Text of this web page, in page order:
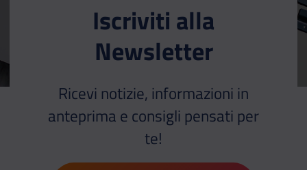
Iscriviti alla
Newsletter
Ricevi notizie, informazioni in
anteprima e consigli pensati per
te!